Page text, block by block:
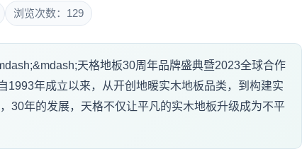
浏览次数：129
天格地板30周年品牌盛典暨2023全球合作
1993年成立以来，从开创地暖实木地板品类，到构建实
30年的发展，天格不仅让平凡的实木地板升级成为不平